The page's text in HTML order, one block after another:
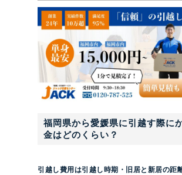
福岡県から愛媛県に引越す際に
金はどのくらい？
引越し費用は引越し時期・旧居と新居の距